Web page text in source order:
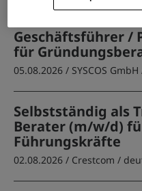
Geschäftsführer /
für
05.08.2026 / SYSCOS GmbH
Selbstständig als
Berater (m/w/d)
Führungskräfte
02.08.2026 / Crestcom /